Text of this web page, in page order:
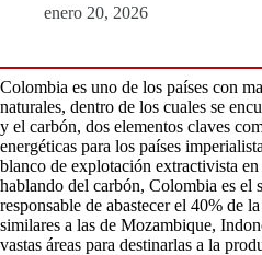
enero 20, 2026
Colombia es uno de los países con
naturales, dentro de los cuales se
y el carbón, dos elementos claves
energéticas para los países
blanco de explotación extractivista
hablando del carbón, Colombia es el
responsable de abastecer el 40% de
similares a las de Mozambique,
vastas áreas para destinarlas a la